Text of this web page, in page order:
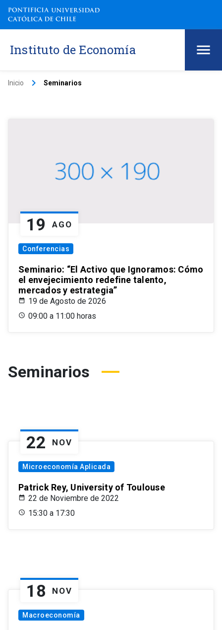
Instituto de Economía
Inicio keyboard_arrow_right Seminarios
19 AGO
Conferencias
Seminario: “El Activo que Ignoramos: Cómo
el envejecimiento redefine talento,
mercados y estrategia”
19 de Agosto de 2026
09:00 a 11:00 horas
Seminarios
22 NOV
Microeconomía Aplicada
Patrick Rey, University of Toulouse
22 de Noviembre de 2022
15:30 a 17:30
18 NOV
Macroeconomía